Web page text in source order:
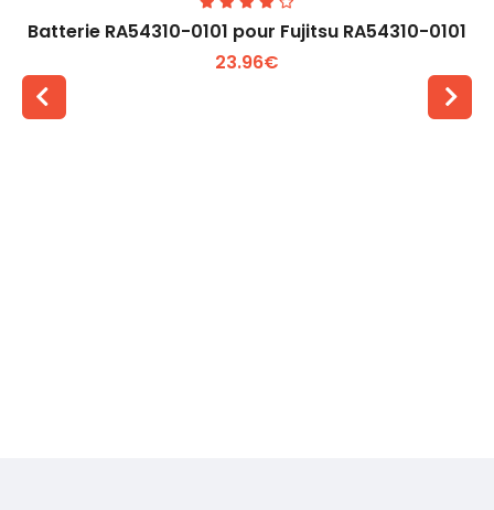
Batterie RA54310-0101 pour Fujitsu RA54310-0101
23.96€